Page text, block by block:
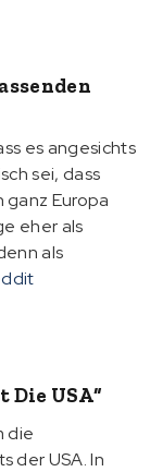
es angesichts
sei, dass
Europa
eher als
als
USA“
die
der USA. In